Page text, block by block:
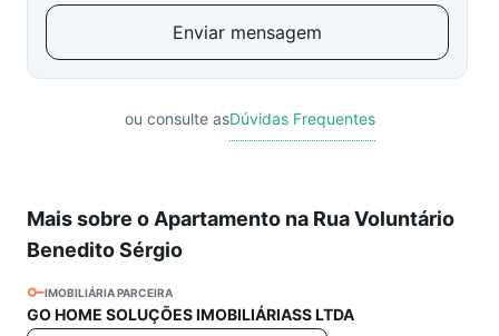
Enviar mensagem
ou consulte asDúvidas Frequentes
Mais sobre o Apartamento na Rua Voluntário
Benedito Sérgio
IMOBILIÁRIA PARCEIRA
GO HOME SOLUÇÕES IMOBILIÁRIASS LTDA